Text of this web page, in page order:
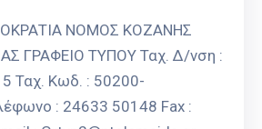
ΝΟΜΟΣ ΚΟΖΑΝΗΣ
ΓΡΑΦΕΙΟ ΤΥΠΟΥ Ταχ. Δ/νση :
Ταχ. Κωδ. : 50200-
: 24633 50148 Fax :